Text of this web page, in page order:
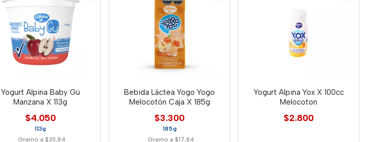
Yogurt Alpina Baby Gü
Manzana X 113g
$4.050
113g
Gramo a $35,84
Bebida Láctea Yogo Yogo
Melocotón Caja X 185g
$3.300
185g
Gramo a $17,84
Yogurt Alpina Yox X 100cc
Melocoton
$2.800